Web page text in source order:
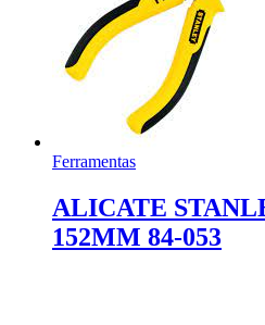
Ferramentas
ALICATE
152MM 84-053